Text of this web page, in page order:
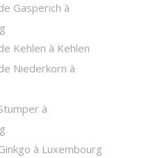
Gasperich à
Kehlen à Kehlen
Niederkorn à
à
à Luxembourg